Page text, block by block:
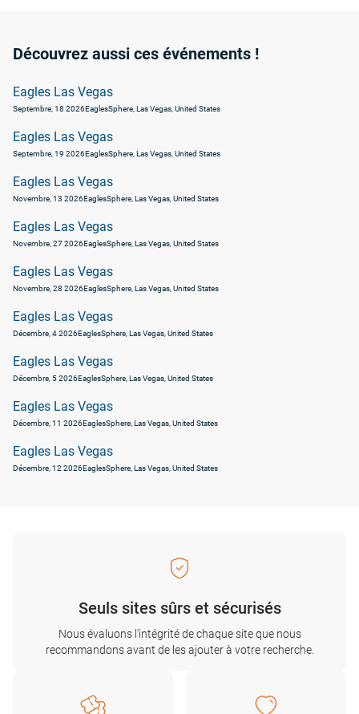
Découvrez aussi ces événements !
Eagles Las Vegas
Septembre, 18 2026EaglesSphere, Las Vegas, United States
Eagles Las Vegas
Septembre, 19 2026EaglesSphere, Las Vegas, United States
Eagles Las Vegas
Novembre, 13 2026EaglesSphere, Las Vegas, United States
Eagles Las Vegas
Novembre, 27 2026EaglesSphere, Las Vegas, United States
Eagles Las Vegas
Novembre, 28 2026EaglesSphere, Las Vegas, United States
Eagles Las Vegas
Décembre, 4 2026EaglesSphere, Las Vegas, United States
Eagles Las Vegas
Décembre, 5 2026EaglesSphere, Las Vegas, United States
Eagles Las Vegas
Décembre, 11 2026EaglesSphere, Las Vegas, United States
Eagles Las Vegas
Décembre, 12 2026EaglesSphere, Las Vegas, United States
Seuls sites sûrs et sécurisés
Nous évaluons l'intégrité de chaque site que nous
recommandons avant de les ajouter à votre recherche.